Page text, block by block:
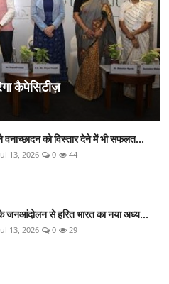
कैपेसिटीज़
वनाच्छादन को विस्तार देने में भी सफलत...
13, 2026 0 44
के जनआंदोलन से हरित भारत का नया अध्य...
13, 2026 0 29